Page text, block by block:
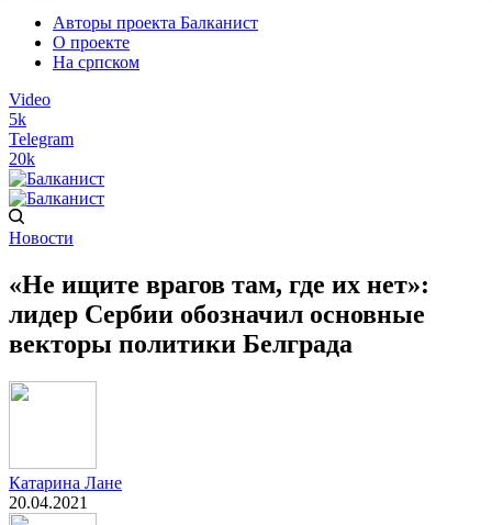
Авторы проекта Балканист
О проекте
На српском
Video
5k
Telegram
20k
Новости
«Не ищите врагов там, где их нет»:
лидер Сербии обозначил основные
векторы политики Белграда
Катарина Лане
20.04.2021